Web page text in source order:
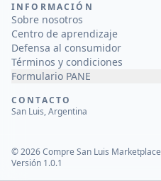
INFORMACIÓN
Sobre nosotros
Centro de aprendizaje
Defensa al consumidor
Términos y condiciones
Formulario PANE
CONTACTO
San Luis, Argentina
©2026Compre San Luis Marketplace
Versión 1.0.1